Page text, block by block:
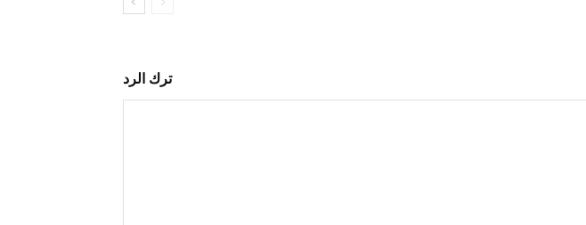
ترك الرد